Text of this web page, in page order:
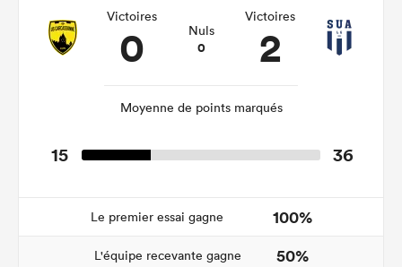
Victoires
0 Nuls
0
Victoires
2
Moyenne de points marqués
15 36
Le premier essai gagne 100%
L'équipe recevante gagne 50%